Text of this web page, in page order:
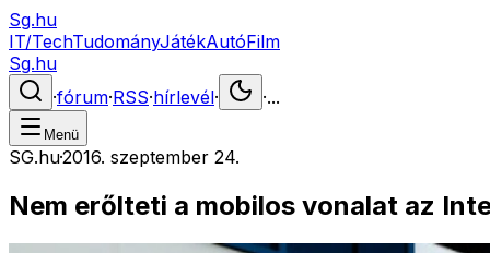
Sg.hu
IT/TechTudományJátékAutóFilm
Sg.hu
·fórum·RSS·hírlevél· ·...
Menü
SG.hu·2016. szeptember 24.
Nem erőlteti a mobilos vonalat az